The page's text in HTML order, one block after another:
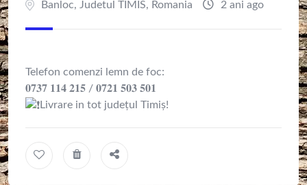
Banloc, Judetul TIMIS, Romania 2 ani ago
Telefon comenzi lemn de foc:
𝟎𝟕𝟑𝟕 𝟏𝟏𝟒 𝟐𝟏𝟓 / 𝟎𝟕𝟐𝟏 𝟓𝟎𝟑 𝟓𝟎𝟏
Livrare in tot județul Timiș!